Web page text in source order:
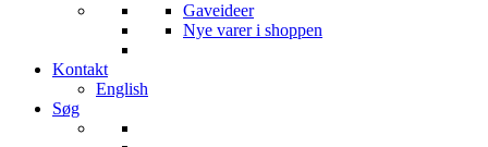
Gaveideer
Nye varer i shoppen
Kontakt
English
Søg